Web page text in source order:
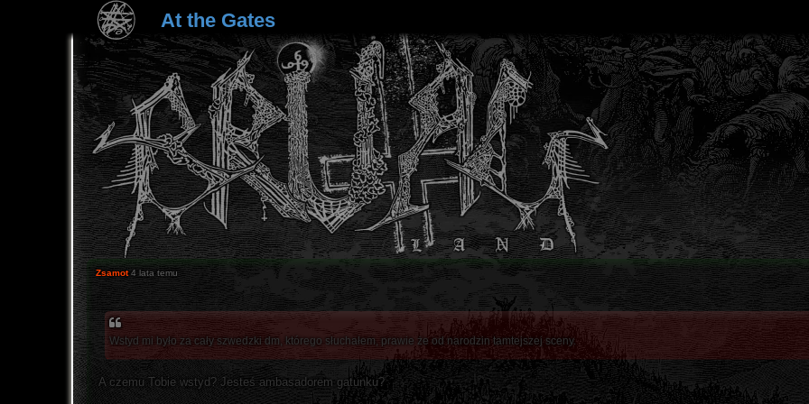
At the Gates
Zsamot 4 lata temu
Wstyd mi było za cały szwedzki dm, którego słuchałem, prawie że od narodzin tamtejszej sceny.
A czemu Tobie wstyd? Jesteś ambasadorem gatunku?